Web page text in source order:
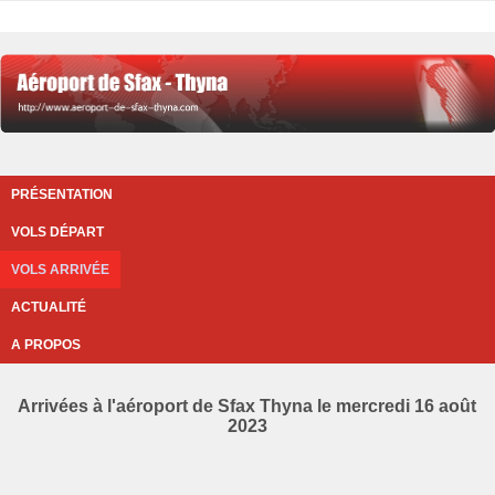
PRÉSENTATION
VOLS DÉPART
VOLS ARRIVÉE
ACTUALITÉ
A PROPOS
Arrivées à l'aéroport de Sfax Thyna le mercredi 16 août
2023